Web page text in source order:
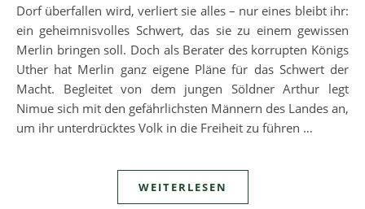
Dorf überfallen wird, verliert sie alles – nur eines bleibt ihr:
ein geheimnisvolles Schwert, das sie zu einem gewissen
Merlin bringen soll. Doch als Berater des korrupten Königs
Uther hat Merlin ganz eigene Pläne für das Schwert der
Macht. Begleitet von dem jungen Söldner Arthur legt
Nimue sich mit den gefährlichsten Männern des Landes an,
um ihr unterdrücktes Volk in die Freiheit zu führen …
WEITERLESEN